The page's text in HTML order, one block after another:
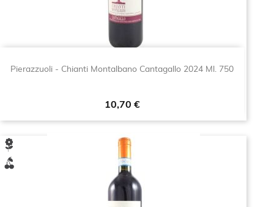
Pierazzuoli - Chianti Montalbano Cantagallo 2024 Ml. 750
Prezzo
10,70 €